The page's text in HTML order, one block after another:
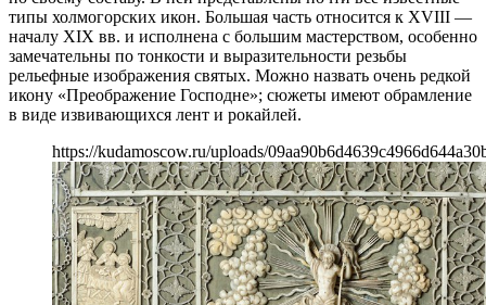
типы холмогорских икон. Большая часть относится к XVIII —
началу XIX вв. и исполнена с большим мастерством, особенно
замечательны по тонкости и выразительности резьбы
рельефные изображения святых. Можно назвать очень редкой
икону «Преображение Господне»; сюжеты имеют обрамление
в виде извивающихся лент и рокайлей.
https://kudamoscow.ru/uploads/